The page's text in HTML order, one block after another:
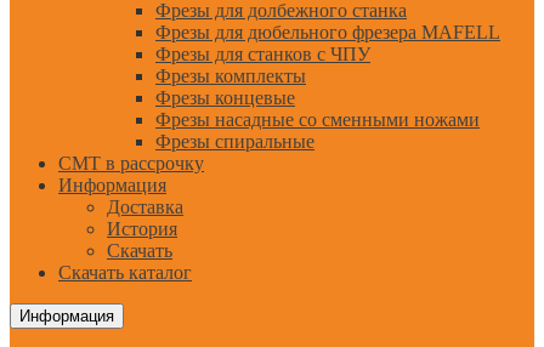
Фрезы для долбежного станка
Фрезы для дюбельного фрезера MAFELL
Фрезы для станков с ЧПУ
Фрезы комплекты
Фрезы концевые
Фрезы насадные со сменными ножами
Фрезы спиральные
CMT в рассрочку
Информация
Доставка
История
Скачать
Скачать каталог
Информация